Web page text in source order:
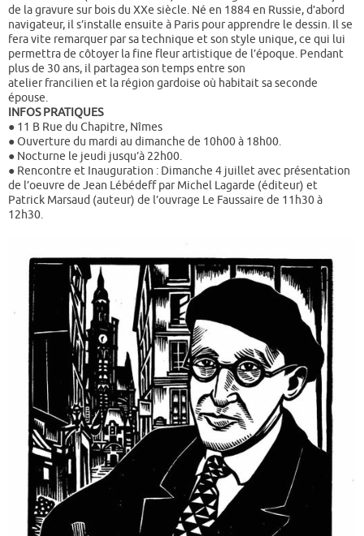
de la gravure sur bois du XXe siècle. Né en 1884 en Russie, d’abord
navigateur, il s’installe ensuite à Paris pour apprendre le dessin. Il se
fera vite remarquer par sa technique et son style unique, ce qui lui
permettra de côtoyer la fine fleur artistique de l’époque. Pendant
plus de 30 ans, il partagea son temps entre son
atelier francilien et la région gardoise où habitait sa seconde
épouse.
INFOS PRATIQUES
● 11 B Rue du Chapitre, Nîmes
● Ouverture du mardi au dimanche de 10h00 à 18h00.
● Nocturne le jeudi jusqu’à 22h00.
● Rencontre et Inauguration : Dimanche 4 juillet avec présentation
de l’oeuvre de Jean Lébédeff par Michel Lagarde (éditeur) et
Patrick Marsaud (auteur) de l’ouvrage Le Faussaire de 11h30 à
12h30.